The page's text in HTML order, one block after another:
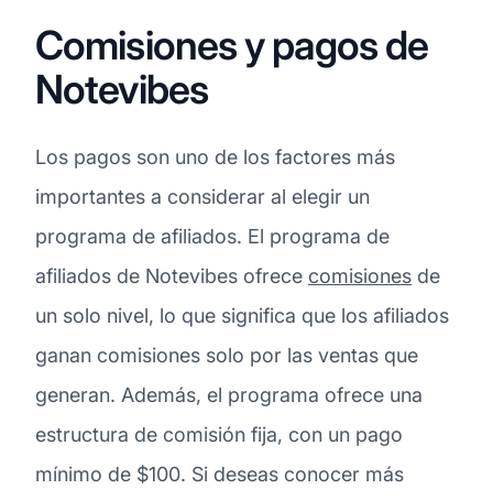
Comisiones y pagos de
Notevibes
Los pagos son uno de los factores más
importantes a considerar al elegir un
programa de afiliados. El programa de
afiliados de Notevibes ofrece comisiones de
un solo nivel, lo que significa que los afiliados
ganan comisiones solo por las ventas que
generan. Además, el programa ofrece una
estructura de comisión fija, con un pago
mínimo de $100. Si deseas conocer más